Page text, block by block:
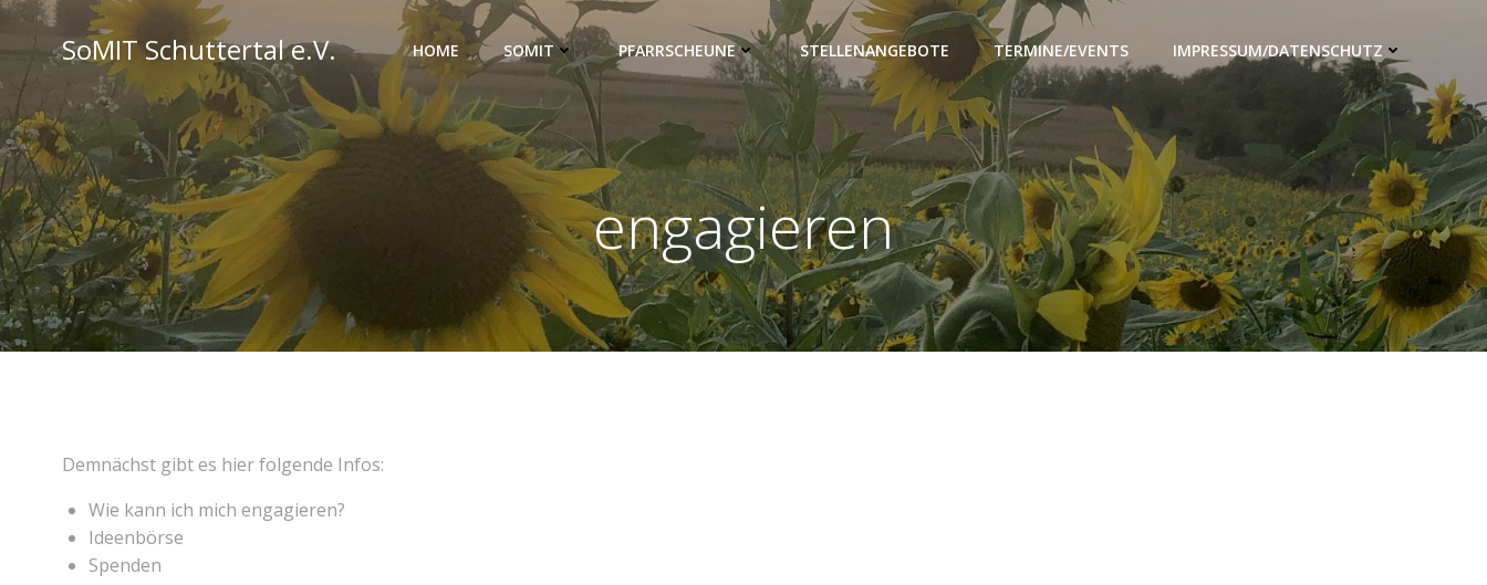
Zum
springenSoMIT Schuttertal e.V. HOME SOMIT PFARRSCHEUNE STELLENANGEBOTE TERMINE/EVENTS IMPRESSUM/DATENSCHUTZ
engagieren
Demnächst gibt es hier folgende Infos:
Wie kann ich mich engagieren?
Ideenbörse
Spenden